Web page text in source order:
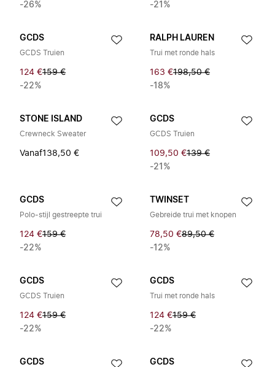
-26%
-21%
GCDS
GCDS Truien
124 €159 €
-22%
RALPH LAUREN
Trui met ronde hals
163 €198,50 €
-18%
STONE ISLAND
Crewneck Sweater
Vanaf138,50 €
GCDS
GCDS Truien
109,50 €139 €
-21%
GCDS
Polo-stijl gestreepte trui
124 €159 €
-22%
TWINSET
Gebreide trui met knopen
78,50 €89,50 €
-12%
GCDS
GCDS Truien
124 €159 €
-22%
GCDS
Trui met ronde hals
124 €159 €
-22%
GCDS GCDS